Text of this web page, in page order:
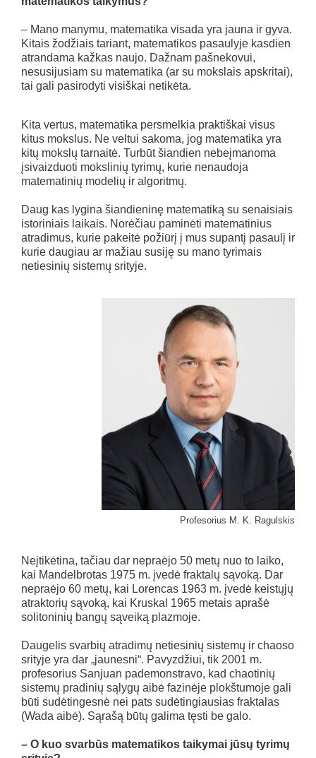
– Mano manymu, matematika visada yra jauna ir gyva.
Kitais žodžiais tariant, matematikos pasaulyje kasdien
atrandama kažkas naujo. Dažnam pašnekovui,
nesusijusiam su matematika (ar su mokslais apskritai),
tai gali pasirodyti visiškai netikėta.
Kita vertus, matematika persmelkia praktiškai visus
kitus mokslus. Ne veltui sakoma, jog matematika yra
kitų mokslų tarnaitė. Turbūt šiandien nebeįmanoma
įsivaizduoti mokslinių tyrimų, kurie nenaudoja
matematinių modelių ir algoritmų.
Daug kas lygina šiandieninę matematiką su senaisiais
istoriniais laikais. Norėčiau paminėti matematinius
atradimus, kurie pakeitė požiūrį į mus supantį pasaulį ir
kurie daugiau ar mažiau susiję su mano tyrimais
netiesinių sistemų srityje.
Profesorius M. K. Ragulskis
Neįtikėtina, tačiau dar nepraėjo 50 metų nuo to laiko,
kai Mandelbrotas 1975 m. įvedė fraktalų sąvoką. Dar
nepraėjo 60 metų, kai Lorencas 1963 m. įvedė keistųjų
atraktorių sąvoką, kai Kruskal 1965 metais aprašė
solitoninių bangų sąveiką plazmoje.
Daugelis svarbių atradimų netiesinių sistemų ir chaoso
srityje yra dar „jaunesni“. Pavyzdžiui, tik 2001 m.
profesorius Sanjuan pademonstravo, kad chaotinių
sistemų pradinių sąlygų aibė fazinėje plokštumoje gali
būti sudėtingesnė nei pats sudėtingiausias fraktalas
(Wada aibė). Sąrašą būtų galima tęsti be galo.
– O kuo svarbūs matematikos taikymai jūsų tyrimų